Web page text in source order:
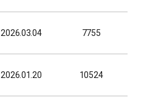
2026.03.04 7755
2026.01.20 10524